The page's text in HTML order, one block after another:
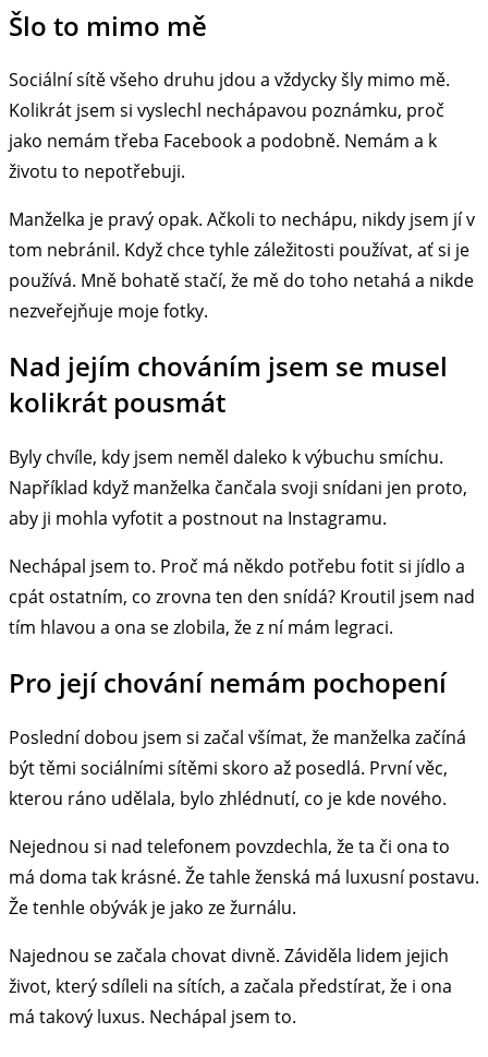
Šlo to mimo mě
Sociální sítě všeho druhu jdou a vždycky šly mimo mě.
Kolikrát jsem si vyslechl nechápavou poznámku, proč
jako nemám třeba Facebook a podobně. Nemám a k
životu to nepotřebuji.
Manželka je pravý opak. Ačkoli to nechápu, nikdy jsem jí v
tom nebránil. Když chce tyhle záležitosti používat, ať si je
používá. Mně bohatě stačí, že mě do toho netahá a nikde
nezveřejňuje moje fotky.
Nad jejím chováním jsem se musel
kolikrát pousmát
Byly chvíle, kdy jsem neměl daleko k výbuchu smíchu.
Například když manželka čančala svoji snídani jen proto,
aby ji mohla vyfotit a postnout na Instagramu.
Nechápal jsem to. Proč má někdo potřebu fotit si jídlo a
cpát ostatním, co zrovna ten den snídá? Kroutil jsem nad
tím hlavou a ona se zlobila, že z ní mám legraci.
Pro její chování nemám pochopení
Poslední dobou jsem si začal všímat, že manželka začíná
být těmi sociálními sítěmi skoro až posedlá. První věc,
kterou ráno udělala, bylo zhlédnutí, co je kde nového.
Nejednou si nad telefonem povzdechla, že ta či ona to
má doma tak krásné. Že tahle ženská má luxusní postavu.
Že tenhle obývák je jako ze žurnálu.
Najednou se začala chovat divně. Záviděla lidem jejich
život, který sdíleli na sítích, a začala předstírat, že i ona
má takový luxus. Nechápal jsem to.